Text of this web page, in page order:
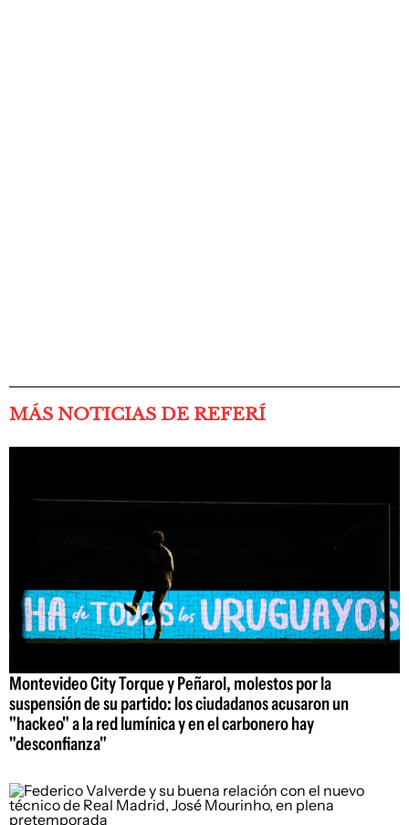
MÁS NOTICIAS DE REFERÍ
Montevideo City Torque y Peñarol, molestos por la
suspensión de su partido: los ciudadanos acusaron un
"hackeo" a la red lumínica y en el carbonero hay
"desconfianza"